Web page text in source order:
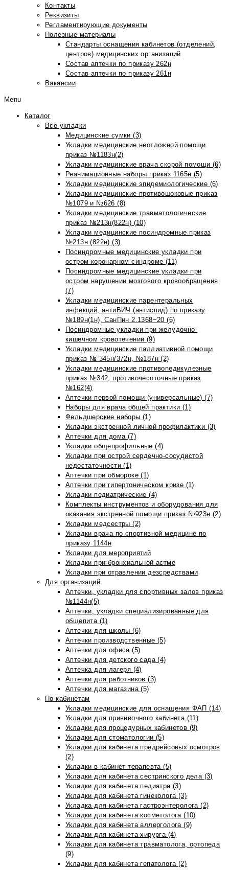
Контакты
Реквизиты
Регламентирующие документы
Полезные материалы
Стандарты оснащения кабинетов (отделений,
центров) медицинских организаций
Состав аптечки по приказу 262н
Состав аптечки по приказу 261н
Вакансии
Menu
Каталог
Все укладки
Медицинские сумки (3)
Укладки медицинские неотложной помощи
приказ №1183н(2)
Укладки медицинские врача скорой помощи (6)
Реанимационные наборы приказ 1165н (5)
Укладки медицинские эпидемиологические (6)
Укладки медицинские противошоковые приказ
№1079 и №626 (8)
Укладки медицинские травматологические
приказ №213н(822н) (10)
Укладки медицинские посиндромные приказ
№213н (822н) (3)
Посиндромные медицинские укладки при
остром коронарном синдроме (11)
Посиндромные медицинские укладки при
остром нарушении мозгового кровообращения
(7)
Укладки медицинские парентеральных
инфекций, антиВИЧ (антиспид) по приказу
№189н(1н), СанПин 2.1368−20 (6)
Посиндромные укладки при желудочно-
кишечном кровотечении (9)
Укладки медицинские паллиативной помощи
приказ № 345н/372н, №187н (2)
Укладки медицинские противопедикулезные
приказ №342, противочесоточные приказ
№162(4)
Аптечки первой помощи (универсальные) (7)
Наборы для врача общей практики (1)
Фельдшерские наборы (1)
Укладки экстренной личной профилактики (3)
Аптечки для дома (7)
Укладки общепрофильные (4)
Укладки при острой сердечно-сосудистой
недостаточности (1)
Аптечки при обмороке (1)
Аптечки при гипертоническом кризе (1)
Укладки педиатрические (4)
Комплекты инструментов и оборудования для
оказания экстренной помощи приказ №923н (2)
Укладки медсестры (2)
Укладки врача по спортивной медицине по
приказу 1144н
Укладки для мероприятий
Укладки при бронхиальной астме
Укладки при отравлении дезсредствами
Для организаций
Аптечки, укладки для спортивных залов приказ
№1144н(5)
Аптечки, укладки специализированные для
общепита (1)
Аптечки для школы (6)
Аптечки производственные (5)
Аптечки для офиса (5)
Аптечки для детского сада (4)
Аптечка для лагеря (4)
Аптечки для работников (3)
Аптечки для магазина (5)
По кабинетам
Укладки медицинские для оснащения ФАП (14)
Укладки для прививочного кабинета (11)
Укладки для процедурных кабинетов (9)
Укладки для стоматологии (5)
Укладки для кабинета предрейсовых осмотров
(2)
Укладки в кабинет терапевта (5)
Укладки для кабинета сестринского дела (3)
Укладки для кабинета педиатра (3)
Укладки для кабинета гинеколога (3)
Укладка для кабинета гастроэнтеролога (2)
Укладки для кабинета косметолога (10)
Укладки для кабинета аллерголога (9)
Укладки для кабинета хирурга (4)
Укладки для кабинета травматолога, ортопеда
(9)
Укладки для кабинета гепатолога (2)